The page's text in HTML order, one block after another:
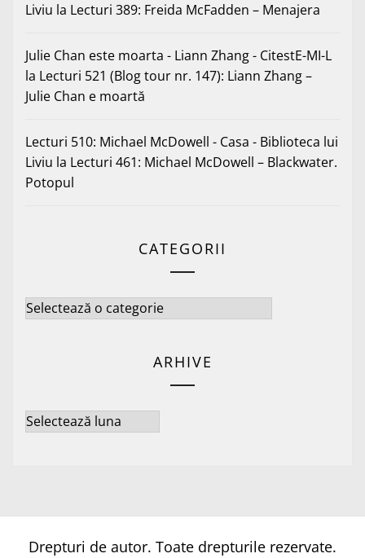
Liviu la Lecturi 389: Freida McFadden – Menajera
Julie Chan este moarta - Liann Zhang - CitestE-MI-L
la Lecturi 521 (Blog tour nr. 147): Liann Zhang –
Julie Chan e moartă
Lecturi 510: Michael McDowell - Casa - Biblioteca lui
Liviu la Lecturi 461: Michael McDowell – Blackwater.
Potopul
CATEGORII
Categorii
ARHIVE
Arhive
Drepturi de autor. Toate drepturile rezervate.